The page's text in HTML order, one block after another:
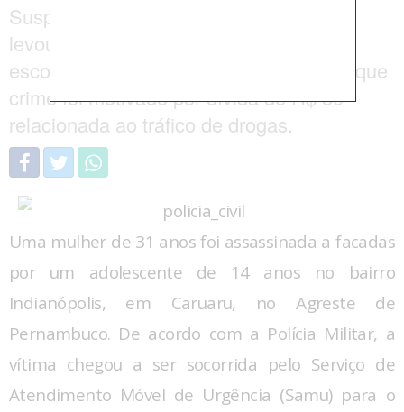
Suspeito de 14 anos confessou crime e
levou policias até o local onde havia
escondido a faca. Policia Civil informou que
crime foi motivado por dívida de R$ 50
relacionada ao tráfico de drogas.
Uma mulher de 31 anos foi assassinada a facadas
por um adolescente de 14 anos no bairro
Indianópolis, em Caruaru, no Agreste de
Pernambuco. De acordo com a Polícia Militar, a
vítima chegou a ser socorrida pelo Serviço de
Atendimento Móvel de Urgência (Samu) para o